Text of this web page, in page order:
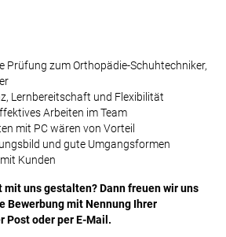
Prüfung zum Orthopädie-Schuhtechniker,
Lernbereitschaft und Flexibilität
Arbeiten im Team
mit PC wären von Vorteil
und gute Umgangsformen
Kunden
mit uns gestalten? Dann freuen wir uns
Bewerbung mit Nennung Ihrer
Post oder per E-Mail.